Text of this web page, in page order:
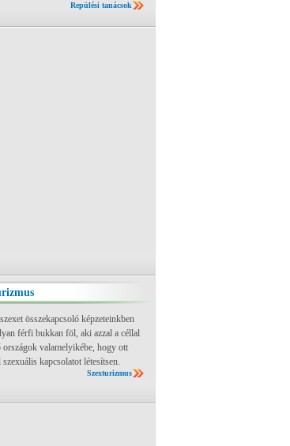
Repülési tanácsok
összekapcsoló képzeteinkben
férfi bukkan föl, aki azzal a céllal
valamelyikébe, hogy ott
kapcsolatot létesítsen.
Szexturizmus